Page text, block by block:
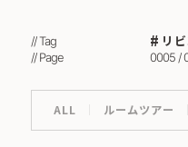
// Tag リ
// Page 0005 /
ALL ルームツアー